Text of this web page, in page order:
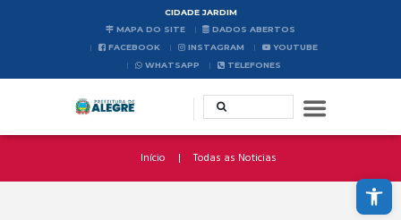
Abrir a barra de ferramentas
CIDADE JARDIM
MAPA DO SITE
DADOS ABERTOS
FACEBOOK
INSTAGRAM
YOUTUBE
WHATSAPP
TELEFONES
Início Todas as Noticias